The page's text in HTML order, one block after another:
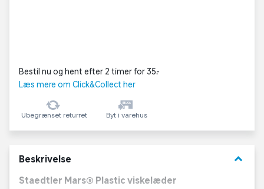
Bestil nu og hent efter 2 timer for 35,-
Læs mere om Click&Collect her
Ubegrænset returret Byt i varehus
Beskrivelse keyboard_arrow_down
Staedtler Mars® Plastic viskelæder